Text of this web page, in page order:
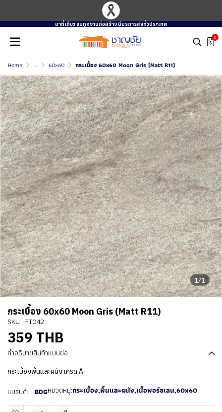
มาที่เดียว จบทุกงานก่อสร้าง มีบรการส่งทั่วประเทศ
0
Home ... 60x60 กระเบื้อง 60x60 Moon Gris (Matt R11)
1/1
กระเบื้อง 60x60 Moon Gris (Matt R11)
SKU : PT042
359 THB
คำอธิบายสินค้าแบบย่อ
กระเบื้องพื้นและผนัง เกรด A
แบรนด์: BDGหมวดหมู่:กระเบื้อง,พื้นและผนัง,เนื้อพอร์ซเลน,60x60